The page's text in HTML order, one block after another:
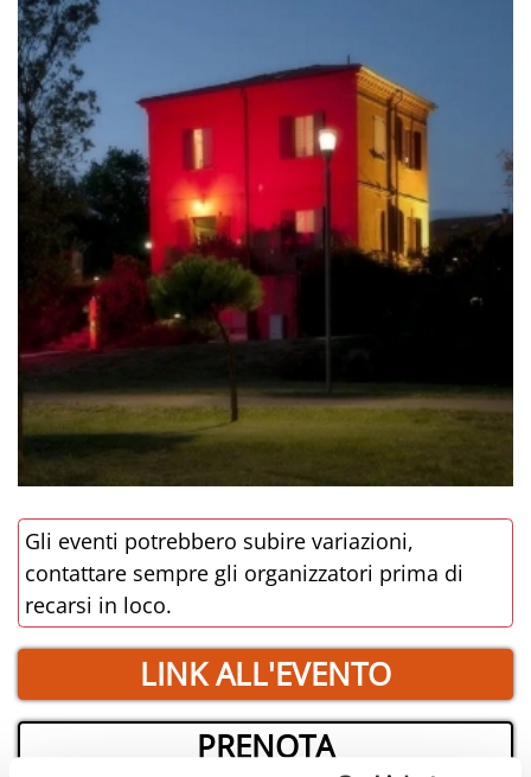
Gli eventi potrebbero subire variazioni,
contattare sempre gli organizzatori prima di
recarsi in loco.
LINK ALL'EVENTO
PRENOTA